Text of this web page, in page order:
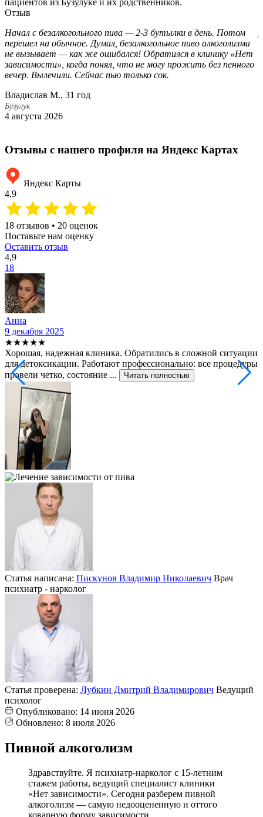
пациентов из Бузулуке и их родственников.
Отзыв
Начал с безалкогольного пива — 2-3 бутылки в день. Потом
перешел на обычное. Думал, безалкогольное пиво алкоголизма
не вызывает — как же ошибался! Обратился в клинику «Нет
зависимости», когда понял, что не могу прожить без пенного
вечер. Вылечили. Сейчас пью только сок.
Владислав М., 31 год
Бузулук
4 августа 2026
Отзывы с нашего профиля на Яндекс Картах
Яндекс Карты
4,9
18 отзывов • 20 оценок
Поставьте нам оценку
Оставить отзыв
4,9
18
Анна
9 декабря 2025
★★★★★
Хорошая, надежная клиника. Обратились в сложной ситуации
для детоксикации. Работают профессионально: все процедуры
провели четко, состояние ...
Читать полностью
Статья написана: Пискунов Владимир Николаевич Врач
психиатр - нарколог
Статья проверена: Лубкин Дмитрий Владимирович Ведущий
психолог
Опубликовано: 14 июня 2026
Обновлено: 8 июля 2026
Пивной алкоголизм
Здравствуйте. Я психиатр-нарколог с 15-летним
стажем работы, ведущий специалист клиники
«Нет зависимости». Сегодня разберем пивной
алкоголизм — самую недооцененную и оттого
коварную форму зависимости.